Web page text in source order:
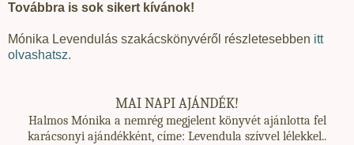
Továbbra is sok sikert kívánok!
Mónika Levendulás szakácskönyvéről részletesebben itt
olvashatsz.
MAI NAPI AJÁNDÉK!
Halmos Mónika a nemrég megjelent könyvét ajánlotta fel
karácsonyi ajándékként, címe: Levendula szívvel lélekkel..